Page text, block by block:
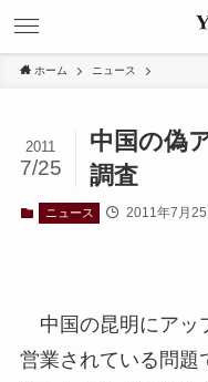
ホーム ニュース
中国の偽
調査
2011
7/25
ニュース 2011年7月25
中国の昆明にアッ
営業されている問題